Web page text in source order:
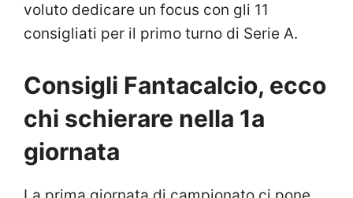
voluto dedicare un focus con gli 11
consigliati per il primo turno di Serie A.
Consigli Fantacalcio, ecco
chi schierare nella 1a
giornata